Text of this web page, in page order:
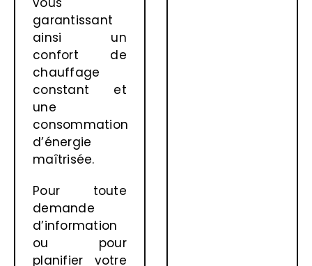
garantissant
ainsi un
confort de
chauffage
constant et
une
consommation
d’énergie
maîtrisée.
Pour toute
demande
d’information
ou pour
planifier votre